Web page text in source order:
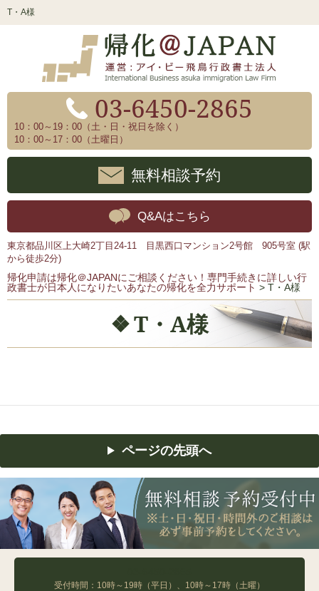
T・A様
03-6450-2865
10：00～19：00（土・日・祝日を除く）
10：00～17：00（土曜日）
無料相談予約
Q&Aはこちら
東京都品川区上大崎2丁目24-11 目黒西口マンション2号館 905号室 (駅
から徒歩2分)
帰化申請は帰化＠JAPANにご相談ください！専門手続きに詳しい行
政書士が日本人になりたいあなたの帰化を全力サポート > T・A様
T・A様
ページの先頭へ
受付時間：10時～19時（平日）、10時～17時（土曜）